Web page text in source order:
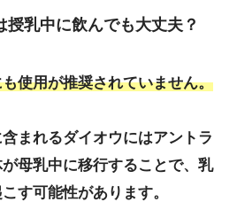
授乳中に飲んでも大丈夫？
使用が推奨されていません。
まれるダイオウにはアントラ
母乳中に移行することで、乳
す可能性があります。